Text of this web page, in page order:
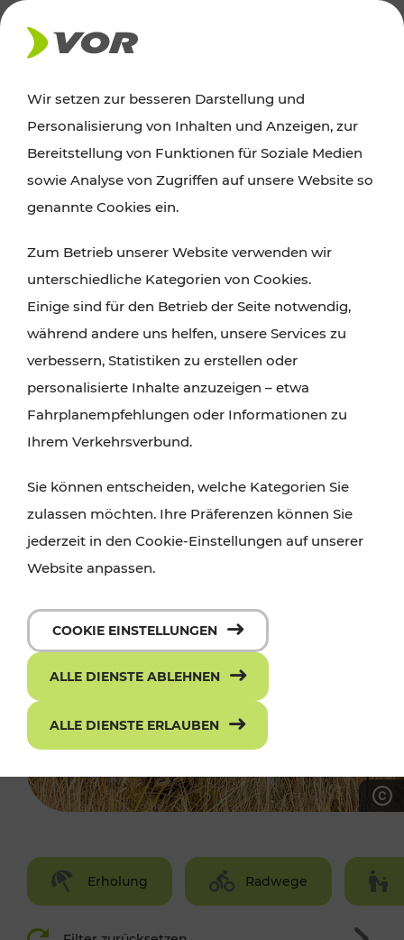
AKTUELLES
Ausflugstipps
Wien, Niederösterreich und das Burgenland
Wanderungen, Kultur und Gastronomie,
Radtouren oder purer Naturgenuss – viele
Attraktionen sind mit den Ticket- und Fahrplan-
Angeboten des VOR gut und schnell erreichbar.
Erholung Radwege
Wir setzen zur besseren Darstellung und
Personalisierung von Inhalten und Anzeigen, zur
Bereitstellung von Funktionen für Soziale Medien
sowie Analyse von Zugriffen auf unsere Website so
genannte Cookies ein.
Zum Betrieb unserer Website verwenden wir
unterschiedliche Kategorien von Cookies.
Einige sind für den Betrieb der Seite notwendig,
während andere uns helfen, unsere Services zu
verbessern, Statistiken zu erstellen oder
personalisierte Inhalte anzuzeigen – etwa
Fahrplanempfehlungen oder Informationen zu
Ihrem Verkehrsverbund.
Sie können entscheiden, welche Kategorien Sie
zulassen möchten. Ihre Präferenzen können Sie
jederzeit in den Cookie-Einstellungen auf unserer
Website anpassen.
COOKIE EINSTELLUNGEN
ALLE DIENSTE ABLEHNEN
ALLE DIENSTE ERLAUBEN